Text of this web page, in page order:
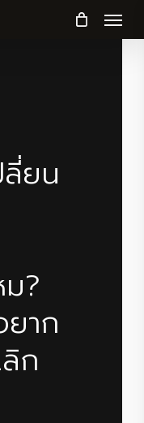
Menu
/ Data
ช้
ร
า
ม
ลี่ยน
?
ยาก
ก